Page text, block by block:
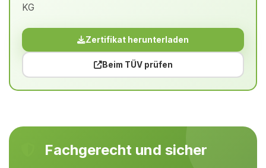
KG
Zertifikat herunterladen
Beim TÜV prüfen
Fachgerecht und sicher